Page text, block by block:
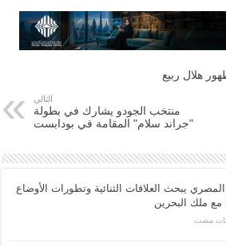
هلال ربيع
التالي
منتخب الجودو يشارك في بطولة
"جراند سلام" المقامة في بودابست
يبحث العلاقات الثنائية وتطورات الأوضاع
مع ملك البحرين